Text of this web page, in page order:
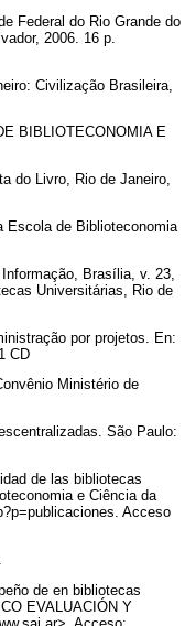
Federal do Rio Grande do
2006. 16 p.
Civilização Brasileira,
BIBLIOTECONOMIA E
do Livro, Rio de Janeiro,
Escola de Biblioteconomia
Brasília, v. 23,
Universitárias, Rio de
por projetos. En:
CD
Ministério de
São Paulo:
de las bibliotecas
e Ciência da
Acceso
de en bibliotecas
EVALUACIÓN Y
Acceso: